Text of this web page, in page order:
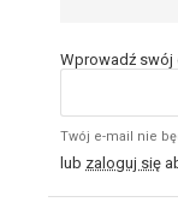
Wprowadź swój
Twój e-mail nie
lub zaloguj się